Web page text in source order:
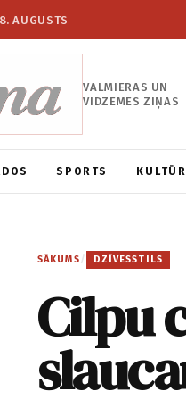
AUGUSTS
VALMIERAS UN
VIDZEMES ZIŅAS
SPORTS
SĀKUMS / DZĪVESSTILS
Cilpu